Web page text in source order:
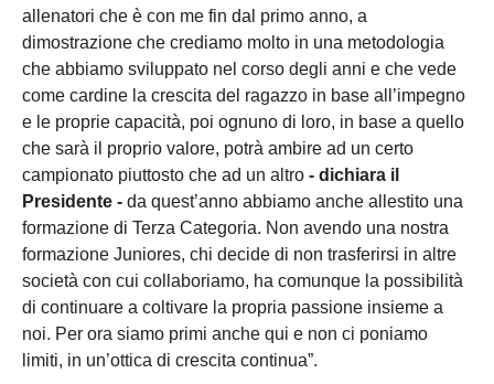
allenatori che è con me fin dal primo anno, a
dimostrazione che crediamo molto in una metodologia
che abbiamo sviluppato nel corso degli anni e che vede
come cardine la crescita del ragazzo in base all’impegno
e le proprie capacità, poi ognuno di loro, in base a quello
che sarà il proprio valore, potrà ambire ad un certo
campionato piuttosto che ad un altro - dichiara il
Presidente - da quest’anno abbiamo anche allestito una
formazione di Terza Categoria. Non avendo una nostra
formazione Juniores, chi decide di non trasferirsi in altre
società con cui collaboriamo, ha comunque la possibilità
di continuare a coltivare la propria passione insieme a
noi. Per ora siamo primi anche qui e non ci poniamo
limiti, in un’ottica di crescita continua”.